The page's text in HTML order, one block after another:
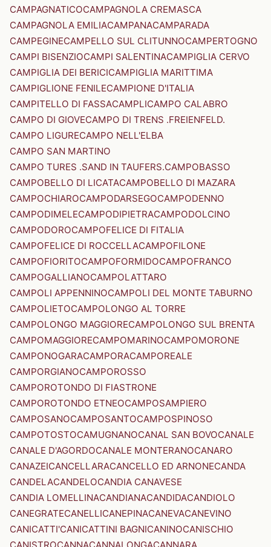
CAMPAGNATICOCAMPAGNOLA CREMASCA
CAMPAGNOLA EMILIACAMPANACAMPARADA
CAMPEGINECAMPELLO SUL CLITUNNOCAMPERTOGNO
CAMPI BISENZIOCAMPI SALENTINACAMPIGLIA CERVO
CAMPIGLIA DEI BERICICAMPIGLIA MARITTIMA
CAMPIGLIONE FENILECAMPIONE D'ITALIA
CAMPITELLO DI FASSACAMPLICAMPO CALABRO
CAMPO DI GIOVECAMPO DI TRENS .FREIENFELD.
CAMPO LIGURECAMPO NELL'ELBA
CAMPO SAN MARTINO
CAMPO TURES .SAND IN TAUFERS.CAMPOBASSO
CAMPOBELLO DI LICATACAMPOBELLO DI MAZARA
CAMPOCHIAROCAMPODARSEGOCAMPODENNO
CAMPODIMELECAMPODIPIETRACAMPODOLCINO
CAMPODOROCAMPOFELICE DI FITALIA
CAMPOFELICE DI ROCCELLACAMPOFILONE
CAMPOFIORITOCAMPOFORMIDOCAMPOFRANCO
CAMPOGALLIANOCAMPOLATTARO
CAMPOLI APPENNINOCAMPOLI DEL MONTE TABURNO
CAMPOLIETOCAMPOLONGO AL TORRE
CAMPOLONGO MAGGIORECAMPOLONGO SUL BRENTA
CAMPOMAGGIORECAMPOMARINOCAMPOMORONE
CAMPONOGARACAMPORACAMPOREALE
CAMPORGIANOCAMPOROSSO
CAMPOROTONDO DI FIASTRONE
CAMPOROTONDO ETNEOCAMPOSAMPIERO
CAMPOSANOCAMPOSANTOCAMPOSPINOSO
CAMPOTOSTOCAMUGNANOCANAL SAN BOVOCANALE
CANALE D'AGORDOCANALE MONTERANOCANARO
CANAZEICANCELLARACANCELLO ED ARNONECANDA
CANDELACANDELOCANDIA CANAVESE
CANDIA LOMELLINACANDIANACANDIDACANDIOLO
CANEGRATECANELLICANEPINACANEVACANEVINO
CANICATTI'CANICATTINI BAGNICANINOCANISCHIO